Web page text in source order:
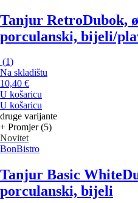
Tanjur RetroDubok,
porculanski, bijeli/
(1)
Na skladištu
10,40 €
U košaricu
U košaricu
druge varijante
+ Promjer (5)
Novitet
BonBistro
Tanjur Basic White
porculanski, bijeli